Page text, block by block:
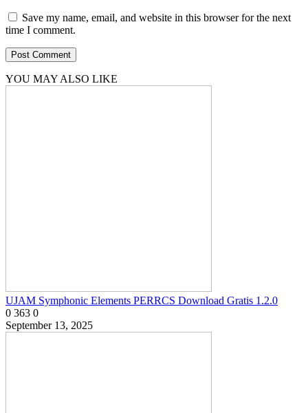
Save my name, email, and website in this browser for the next
time I comment.
YOU MAY ALSO LIKE
UJAM Symphonic Elements PERRCS Download Gratis 1.2.0
0 363 0
September 13, 2025